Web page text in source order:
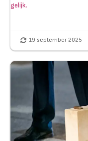
gelijk.
19 september 2025